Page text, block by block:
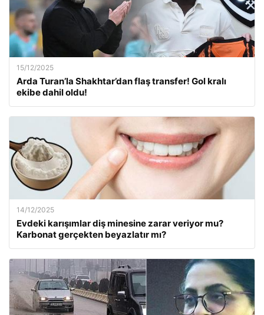
15/12/2025
Arda Turan’la Shakhtar’dan flaş transfer! Gol kralı
ekibe dahil oldu!
14/12/2025
Evdeki karışımlar diş minesine zarar veriyor mu?
Karbonat gerçekten beyazlatır mı?